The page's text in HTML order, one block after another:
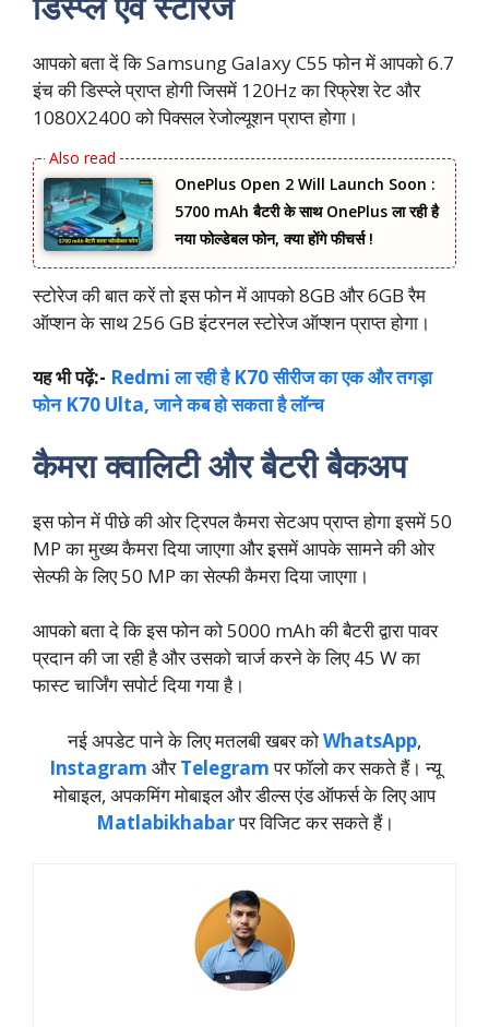
आपको बता दें कि Samsung Galaxy C55 फोन में आपको 6.7
इंच की डिस्प्ले प्राप्त होगी जिसमें 120Hz का रिफ्रेश रेट और
1080X2400 को पिक्सल रेजोल्यूशन प्राप्त होगा।
OnePlus Open 2 Will Launch Soon :
5700 mAh बैटरी के साथ OnePlus ला रही है
नया फोल्डेबल फोन, क्या होंगे फीचर्स !
स्टोरेज की बात करें तो इस फोन में आपको 8GB और 6GB रैम
ऑप्शन के साथ 256 GB इंटरनल स्टोरेज ऑप्शन प्राप्त होगा।
यह भी पढ़ें:- Redmi ला रही है K70 सीरीज का एक और तगड़ा
फोन K70 Ulta, जाने कब हो सकता है लॉन्च
कैमरा क्वालिटी और बैटरी बैकअप
इस फोन में पीछे की ओर ट्रिपल कैमरा सेटअप प्राप्‍त होगा इसमें 50
MP का मुख्य कैमरा दिया जाएगा और इसमें आपके सामने की ओर
सेल्फी के लिए 50 MP का सेल्फी कैमरा दिया जाएगा।
आपको बता दे कि इस फोन को 5000 mAh की बैटरी द्वारा पावर
प्रदान की जा रही है और उसको चार्ज करने के लिए 45 W का
फास्ट चार्जिंग सपोर्ट दिया गया है।
नई अपडेट पाने के लिए मतलबी खबर कोWhatsApp,
Instagram औरTelegramपर फॉलो कर सकते हैं। न्‍यू
मोबाइल, अपकमिंग मोबाइल और डील्‍स एंड ऑफर्स के लिए आप
Matlabikhabarपर विजिट कर सकते हैं।